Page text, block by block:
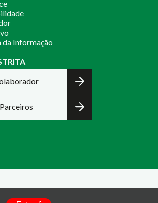
da Informação
Parceiros